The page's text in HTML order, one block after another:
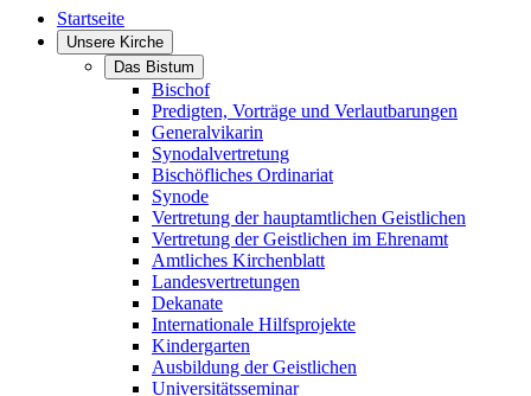
Startseite
Unsere Kirche
Das Bistum
Bischof
Predigten, Vorträge und Verlautbarungen
Generalvikarin
Synodalvertretung
Bischöfliches Ordinariat
Synode
Vertretung der hauptamtlichen Geistlichen
Vertretung der Geistlichen im Ehrenamt
Amtliches Kirchenblatt
Landesvertretungen
Dekanate
Internationale Hilfsprojekte
Kindergarten
Ausbildung der Geistlichen
Universitätsseminar